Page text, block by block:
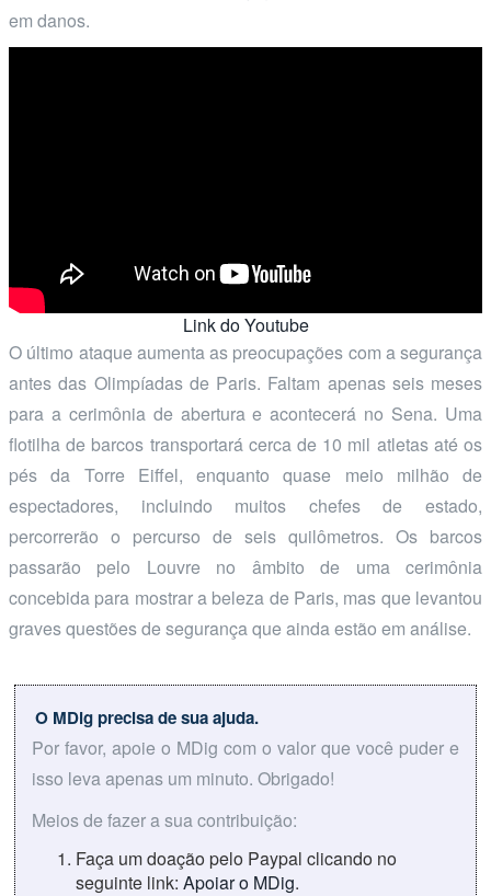
em danos.
Link do Youtube
O último ataque aumenta as preocupações com a segurança
antes das Olimpíadas de Paris. Faltam apenas seis meses
para a cerimônia de abertura e acontecerá no Sena. Uma
flotilha de barcos transportará cerca de 10 mil atletas até os
pés da Torre Eiffel, enquanto quase meio milhão de
espectadores, incluindo muitos chefes de estado,
percorrerão o percurso de seis quilômetros. Os barcos
passarão pelo Louvre no âmbito de uma cerimônia
concebida para mostrar a beleza de Paris, mas que levantou
graves questões de segurança que ainda estão em análise.
O MDig precisa de sua ajuda.
Por favor, apoie o MDig com o valor que você puder e
isso leva apenas um minuto. Obrigado!
Meios de fazer a sua contribuição:
Faça um doação pelo Paypal clicando no
seguinte link: Apoiar o MDig.